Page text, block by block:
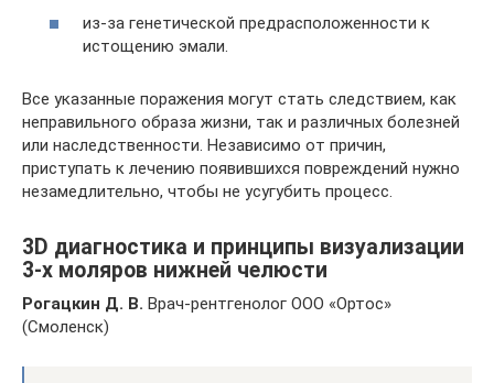
из-за генетической предрасположенности к
истощению эмали.
Все указанные поражения могут стать следствием, как
неправильного образа жизни, так и различных болезней
или наследственности. Независимо от причин,
приступать к лечению появившихся повреждений нужно
незамедлительно, чтобы не усугубить процесс.
3D диагностика и принципы визуализации
3-х моляров нижней челюсти
Рогацкин Д. В. Врач-рентгенолог ООО «Ортос»
(Смоленск)